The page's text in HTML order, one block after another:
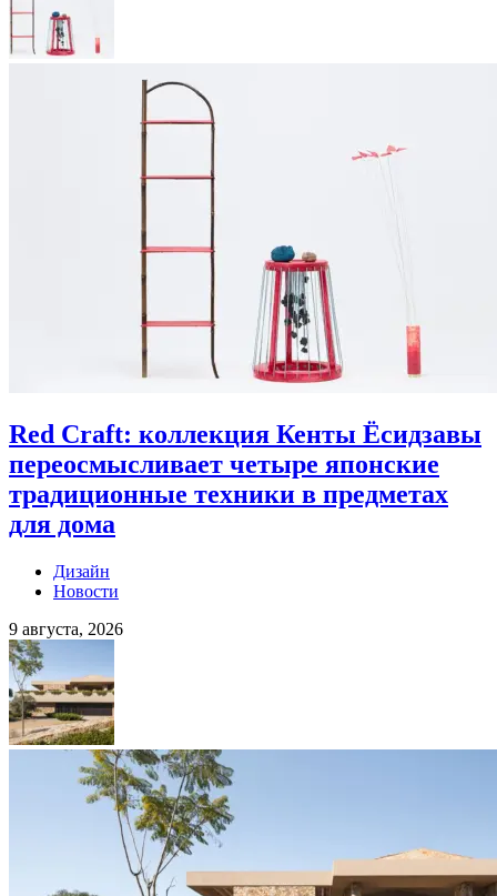
Red Craft: коллекция Кенты Ёсидзавы
переосмысливает четыре японские
традиционные техники в предметах
для дома
Дизайн
Новости
9 августа, 2026